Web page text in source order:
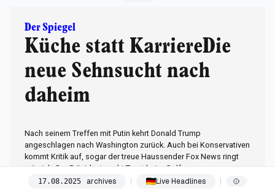
Der Spiegel
Küche statt KarriereDie
neue Sehnsucht nach
daheim
Nach seinem Treffen mit Putin kehrt Donald Trump
angeschlagen nach Washington zurück. Auch bei Konservativen
kommt Kritik auf, sogar der treue Haussender Fox News ringt
mit sich. Der Präsident sucht Trost beim Golf.
17.08.2025 archives Live Headlines